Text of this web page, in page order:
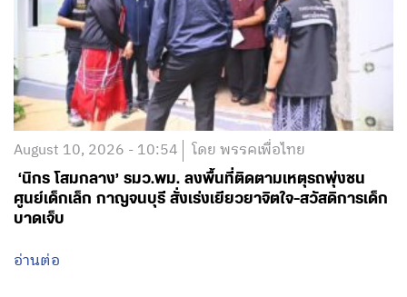
August 10, 2026 - 10:54 โดย พรรคเพื่อไทย
‘นิกร โสมกลาง’ รมว.พม. ลงพื้นที่ติดตามเหตุรถพุ่งชน
ศูนย์เด็กเล็ก กาญจนบุรี สั่งเร่งเยียวยาจิตใจ-สวัสดิการเด็ก
บาดเจ็บ
อ่านต่อ